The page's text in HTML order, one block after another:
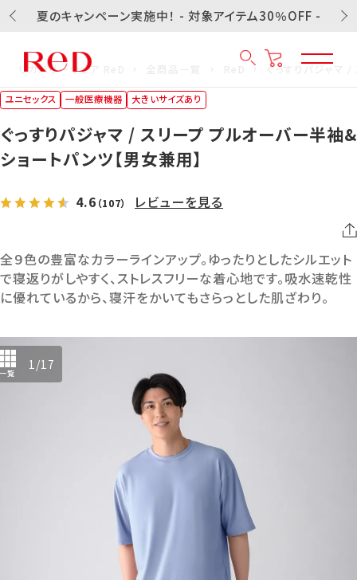
夏のキャンペーン実施中！ - 対象アイテム30％OFF -
リカバリーウェア ReD ぐっすりパジャマ
ユニセックス 一般医療機器 大きいサイズあり
ぐっすりパジャマ / スリープ プルオーバー半袖&
ショートパンツ【男女兼用】
4.6 （107） レビューを見る
全９色の豊富なカラーラインアップ。ゆったりとしたシルエット
で寝返りがしやすく、ストレスフリーな着心地です。吸水速乾性
に優れているから、寝汗をかいてもさらっとした肌ざわり。
一覧
1/17